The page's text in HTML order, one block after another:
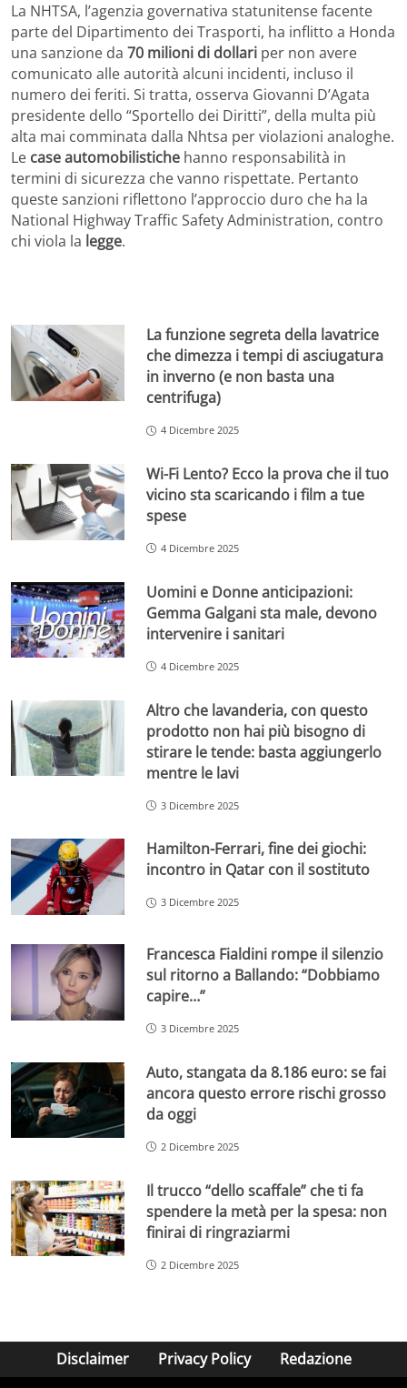
La NHTSA, l’agenzia governativa statunitense facente
parte del Dipartimento dei Trasporti, ha inflitto a Honda
una sanzione da 70 milioni di dollari per non avere
comunicato alle autorità alcuni incidenti, incluso il
numero dei feriti. Si tratta, osserva Giovanni D’Agata
presidente dello “Sportello dei Diritti”, della multa più
alta mai comminata dalla Nhtsa per violazioni analoghe.
Le case automobilistiche hanno responsabilità in
termini di sicurezza che vanno rispettate. Pertanto
queste sanzioni riflettono l’approccio duro che ha la
National Highway Traffic Safety Administration, contro
chi viola la legge.
La funzione segreta della lavatrice
che dimezza i tempi di asciugatura
in inverno (e non basta una
centrifuga)
4 Dicembre 2025
Wi-Fi Lento? Ecco la prova che il tuo
vicino sta scaricando i film a tue
spese
4 Dicembre 2025
Uomini e Donne anticipazioni:
Gemma Galgani sta male, devono
intervenire i sanitari
4 Dicembre 2025
Altro che lavanderia, con questo
prodotto non hai più bisogno di
stirare le tende: basta aggiungerlo
mentre le lavi
3 Dicembre 2025
Hamilton-Ferrari, fine dei giochi:
incontro in Qatar con il sostituto
3 Dicembre 2025
Francesca Fialdini rompe il silenzio
sul ritorno a Ballando: “Dobbiamo
capire…”
3 Dicembre 2025
Auto, stangata da 8.186 euro: se fai
ancora questo errore rischi grosso
da oggi
2 Dicembre 2025
Il trucco “dello scaffale” che ti fa
spendere la metà per la spesa: non
finirai di ringraziarmi
2 Dicembre 2025
Disclaimer Privacy Policy Redazione